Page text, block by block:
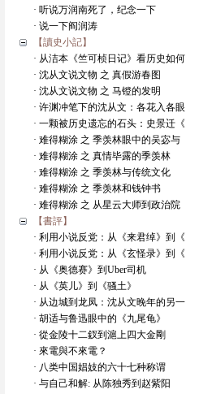
· 听说万润南死了，纪念一下
· 说一下阎润涛
【讀史小記】
· 从洁本《竺可桢日记》看历史如何
· 沈从文说文物 之 真假游春图
· 沈从文说文物 之 马镫的发明
· 许渊冲笔下的沈从文：各花入各眼
· 一颗被历史遗忘的石头：史景迁《
· 难得糊涂 之 季羡林眼中的吴宓与
· 难得糊涂 之 真情毕露的季羡林
· 难得糊涂 之 季羡林与传统文化
· 难得糊涂 之 季羡林和钱钟书
· 难得糊涂 之 从星云大师到政治院
【書評】
· 利用小说反党：从《来君绰》到《
· 利用小说反党：从《玄怪录》到《
· 从《奥德赛》到Uber司机
· 从《英儿》到《骚土》
· 从边城到龙凤：沈从文晚年的另一
· 胡适与鲁迅眼中的《九尾龟》
· 從金陵十二釵到滬上四大金剛
· 來電與不來電？
· 八类中国娼妓的六十七种称谓
· 与自己和解: 从陈独秀到赵紫阳